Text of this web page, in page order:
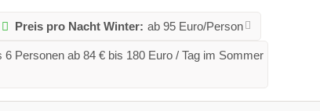
Preis pro Nacht Winter: ab 95 Euro/Person
Personen ab 84 € bis 180 Euro / Tag im Sommer